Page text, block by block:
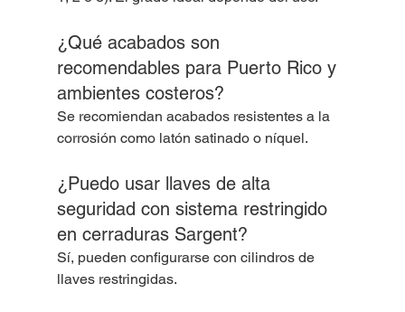
¿Qué acabados son
recomendables para Puerto Rico y
ambientes costeros?
Se recomiendan acabados resistentes a la
corrosión como latón satinado o níquel.
¿Puedo usar llaves de alta
seguridad con sistema restringido
en cerraduras Sargent?
Sí, pueden configurarse con cilindros de
llaves restringidas.